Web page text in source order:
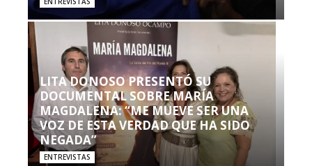
LITA DONOSO PRESENTÓ SU
DOCUMENTAL SOBRE MARÍA
MAGDALENA: “ME MUEVE SER UNA
VOZ DE ESTA VERDAD QUE HA SIDO
NEGADA”
ENTREVISTAS